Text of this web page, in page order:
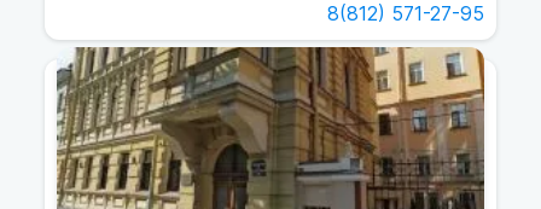
8(812) 571-27-95